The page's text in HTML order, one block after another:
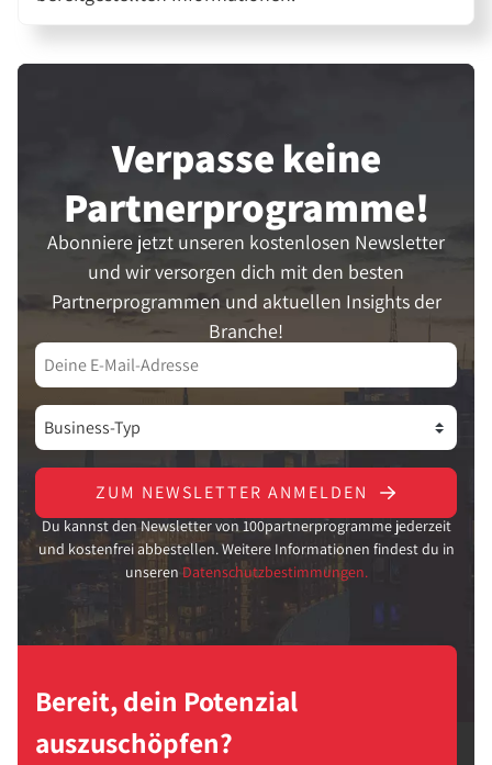
Verpasse keine
Partner­programme!
Abonniere jetzt unseren kostenlosen Newsletter
und wir versorgen dich mit den besten
Partnerprogrammen und aktuellen Insights der
Branche!
ZUM NEWSLETTER ANMELDEN
Du kannst den Newsletter von 100partnerprogramme jederzeit
und kostenfrei abbestellen. Weitere Informationen findest du in
unseren Datenschutzbestimmungen.
Bereit, dein Potenzial
auszuschöpfen?